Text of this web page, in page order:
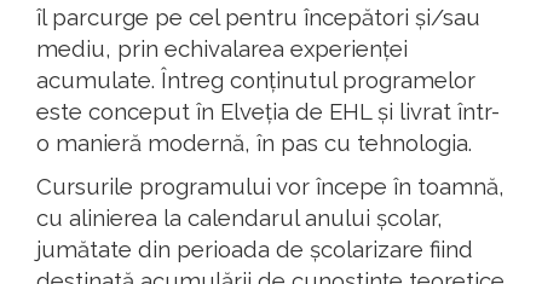
îl parcurge pe cel pentru începători și/sau
mediu, prin echivalarea experienței
acumulate. Întreg conținutul programelor
este conceput în Elveția de EHL și livrat într-
o manieră modernă, în pas cu tehnologia.
Cursurile programului vor începe în toamnă,
cu alinierea la calendarul anului școlar,
jumătate din perioada de școlarizare fiind